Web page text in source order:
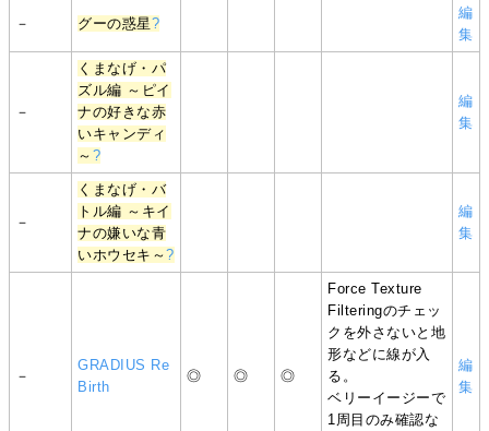
－ グーの惑星?
編
集
－
くまなげ・パ
ズル編 ～ピイ
ナの好きな赤
いキャンディ
～ ?
編
集
－
くまなげ・バ
トル編 ～キイ
ナの嫌いな青
いホウセキ～?
編
集
－
GRADIUS Re
Birth
◎ ◎ ◎
Force Texture
Filteringのチェッ
クを外さないと地
形などに線が入
る。
ベリーイージーで
1周目のみ確認な
編
集